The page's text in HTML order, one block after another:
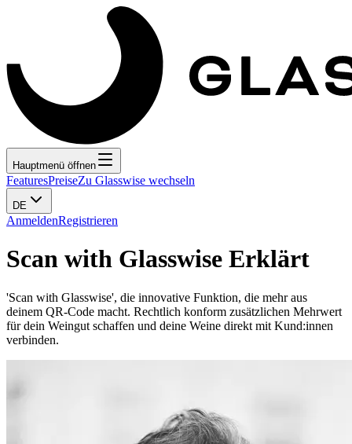
Hauptmenü öffnen
FeaturesPreiseZu Glasswise wechseln
DE
AnmeldenRegistrieren
Scan with Glasswise Erklärt
'Scan with Glasswise', die innovative Funktion, die mehr aus
deinem QR-Code macht. Rechtlich konform zusätzlichen Mehrwert
für dein Weingut schaffen und deine Weine direkt mit Kund:innen
verbinden.